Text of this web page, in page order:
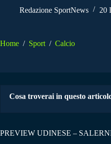
Redazione SportNews 20
Home / Sport / Calcio
Cosa troverai in questo
PREVIEW UDINESE –